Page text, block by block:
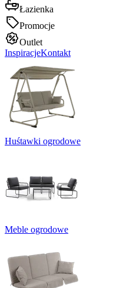
Łazienka
Promocje
Outlet
InspiracjeKontakt
Huśtawki ogrodowe
Meble ogrodowe